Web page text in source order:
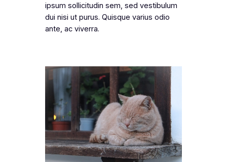
ipsum sollicitudin sem, sed vestibulum
dui nisi ut purus. Quisque varius odio
ante, ac viverra.